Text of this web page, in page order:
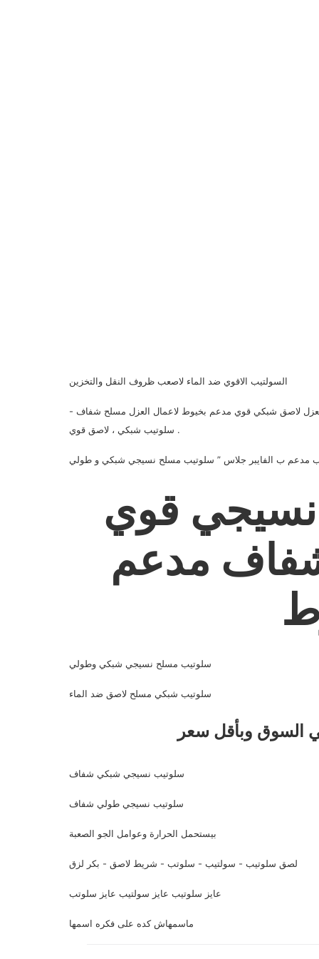
السولتيب الاقوي ضد الماء لاصعب ظروف النقل والتخزين
لاصق شبكي قوي مدعم بخيوط لاعمال العزل مسلح شفاف -
سلوتيب شبكي ، لاصق قوي .
مدعم ب الفايبر جلاس ” سلوتيب مسلح نسيجي شبكي و طولي
قوي
مدعم
سلوتيب مسلح نسيجي شبكي وطولي
سلوتيب شبكي مسلح لاصق ضد الماء
السوق وبأقل سعر
سلوتيب نسيجي شبكي شفاف
سلوتيب نسيجي طولي شفاف
بيستحمل الحرارة وعوامل الجو الصعبة
لصق سلوتيب - سولتيب - سلوتب - شريط لاصق - بكر لزق
عايز سلوتيب عايز سولتيب عايز سلوتب
ماسمهاش كده على فكره اسمها